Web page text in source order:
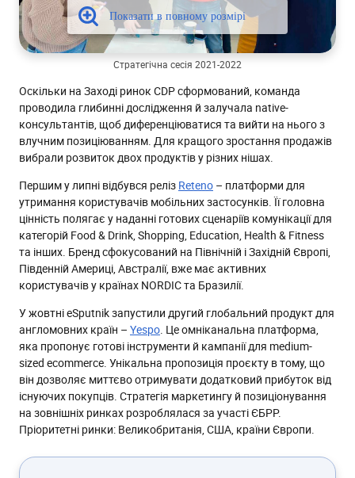
Стратегічна сесія 2021-2022
Оскільки на Заході ринок CDP сформований, команда
проводила глибинні дослідження й залучала native-
консультантів, щоб диференціюватися та вийти на нього з
влучним позиціюванням. Для кращого зростання продажів
вибрали розвиток двох продуктів у різних нішах.
Першим у липні відбувся реліз Reteno – платформи для
утримання користувачів мобільних застосунків. Її головна
цінність полягає у наданні готових сценаріїв комунікації для
категорій Food & Drink, Shopping, Education, Health & Fitness
та інших. Бренд сфокусований на Північній і Західній Європі,
Південній Америці, Австралії, вже має активних
користувачів у країнах NORDIC та Бразилії.
У жовтні eSputnik запустили другий глобальний продукт для
англомовних країн – Yespo. Це омніканальна платформа,
яка пропонує готові інструменти й кампанії для medium-
sized ecommerce. Унікальна пропозиція проєкту в тому, що
він дозволяє миттєво отримувати додатковий прибуток від
існуючих покупців. Стратегія маркетингу й позиціонування
на зовнішніх ринках розроблялася за участі ЄБРР.
Пріоритетні ринки: Великобританія, США, країни Європи.